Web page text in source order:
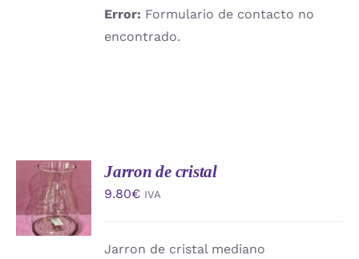
Error: Formulario de contacto no
encontrado.
AÑADIR
AL
CARRITO
/
DETALLES
Jarron de cristal
9.80€ IVA
Jarron de cristal mediano